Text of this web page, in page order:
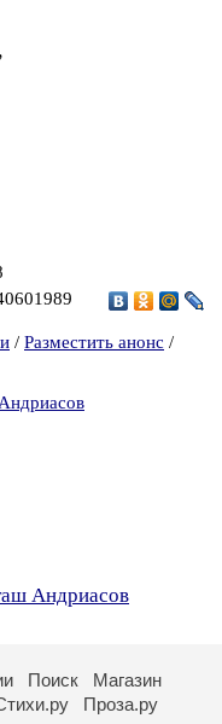
/ Разместить анонс /
Андриасов
Поиск
Магазин
Проза.ру